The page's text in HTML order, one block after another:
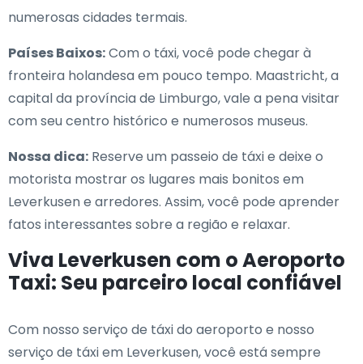
numerosas cidades termais.
Países Baixos:Com o táxi, você pode chegar à
fronteira holandesa em pouco tempo. Maastricht, a
capital da província de Limburgo, vale a pena visitar
com seu centro histórico e numerosos museus.
Nossa dica: Reserve um passeio de táxi e deixe o
motorista mostrar os lugares mais bonitos em
Leverkusen e arredores. Assim, você pode aprender
fatos interessantes sobre a região e relaxar.
Viva Leverkusen com o Aeroporto
Taxi: Seu parceiro local confiável
Com nosso serviço de táxi do aeroporto e nosso
serviço de táxi em Leverkusen, você está sempre